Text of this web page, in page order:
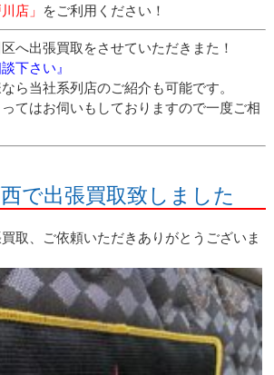
店」 をご利用ください！
へ出張買取をさせていただきまた！
下さい』
ら当社系列店のご紹介も可能です。
ってはお伺いもしておりますので一度ご相
で出張買取致しました
取、ご依頼いただきありがとうございま